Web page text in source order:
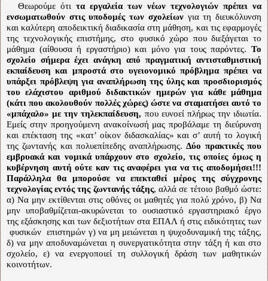
Θεωρούμε ότι τα εργαλεία των νέων τεχνολογιών πρέπει να
ενσωματωθούν στις υποδομές των σχολείωνγια τη διευκόλυνση
και καλύτερη αποδεικτική διαδικασία στη μάθηση, και τις εφαρμογές
της τεχνολογικής επιστήμης, στο φυσικό χώρο που διεξάγεται το
μάθημα (αίθουσα ή εργαστήριο) και μόνο για τους παρόντες. Το
σχολείο σήμερα έχει ανάγκη από πραγματική αντισταθμιστική
εκπαίδευση και μπροστά στο υγειονομικό πρόβλημα πρέπει να
υπάρξει πρόβλεψη για αναπλήρωση της ύλης και προσδιορισμός
του ελάχιστου αριθμού διδακτικών ημερών για κάθε μάθημα
(κάτι που ακολουθούν πολλές χώρες) ώστε να σταματήσει αυτό το
«μπάχαλο» με την τηλεκπαίδευση, που ευνοεί πλήρως την ιδιωτία.
Εμείς στην προηγούμενη ανακοίνωσή μας προβάλαμε τη διεύρυνση
και επέκταση της «κατ’ οίκον διδασκαλίας» και σ’ αυτή το λογική
της ζωντανής και πολυεπίπεδης αναπλήρωσης.Δύο πρακτικές που
εμβρυακά και νομικά υπάρχουν στο σχολείο, τις οποίες όμως η
κυβέρνηση αυτή ούτε καν τις αναφέρει για να τις αποδομήσει!!!
Παράλληλα θα μπορούσε να επεκταθεί μέρος της σύγχρονης
τεχνολογίας εντός της ζωντανής τάξης, αλλά σε τέτοιο βαθμό ώστε:
α) Να μην εκτίθενται στις οθόνες οι μαθητές για πολύ χρόνο, β) Να
μην υποβαθμίζεται-ακυρώνεται το ουσιαστικό εργαστηριακό έργο
της εξάσκησης και των δεξιοτήτων στα ΕΠΑΛ ή στις ειδικότητες των
φυσικών επιστημών γ) να μη μειώνεται η ψυχοδυναμική της τάξης,
δ) να μην αποδυναμώνεται η συνεργατικότητα στην τάξη ή και στο
σχολείο, ε) να ενεργοποιεί τη συλλογική δράση των μαθητικών
κοινοτήτων.